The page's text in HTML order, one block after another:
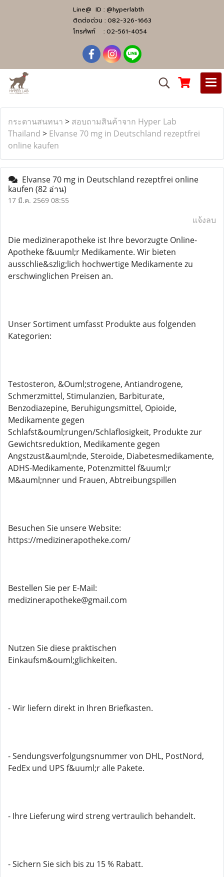
Line@ ID : @hyperlabth
ติดต่อด่วน : 082-326-1663
โทรศัพท์ : 02-561-4054
กระดานสนทนา > สอบถามสินค้าจาก Hyper Lab
Thailand > Elvanse 70 mg in Deutschland rezeptfrei
online kaufen
Elvanse 70 mg in Deutschland rezeptfrei online
kaufen (82 อ่าน)
17 มี.ค. 2569 08:55
แจ้งลบ
Die medizinerapotheke ist Ihre bevorzugte Online-
Apotheke f&uuml;r Medikamente. Wir bieten
ausschlie&szlig;lich hochwertige Medikamente zu
erschwinglichen Preisen an.
Unser Sortiment umfasst Produkte aus folgenden
Kategorien:
Testosteron, &Ouml;strogene, Antiandrogene,
Schmerzmittel, Stimulanzien, Barbiturate,
Benzodiazepine, Beruhigungsmittel, Opioide,
Medikamente gegen
Schlafst&ouml;rungen/Schlaflosigkeit, Produkte zur
Gewichtsreduktion, Medikamente gegen
Angstzust&auml;nde, Steroide, Diabetesmedikamente,
ADHS-Medikamente, Potenzmittel f&uuml;r
M&auml;nner und Frauen, Abtreibungspillen
Besuchen Sie unsere Website:
https://medizinerapotheke.com/
Bestellen Sie per E-Mail:
medizinerapotheke@gmail.com
Nutzen Sie diese praktischen
Einkaufsm&ouml;glichkeiten.
- Wir liefern direkt in Ihren Briefkasten.
- Sendungsverfolgungsnummer von DHL, PostNord,
FedEx und UPS f&uuml;r alle Pakete.
- Ihre Lieferung wird streng vertraulich behandelt.
- Sichern Sie sich bis zu 15 % Rabatt.